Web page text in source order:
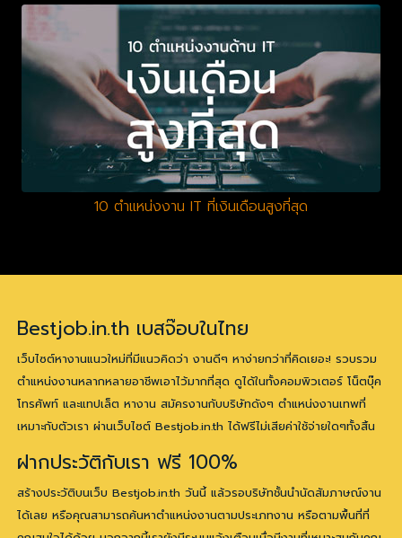
10 ตำแหน่งงาน IT ที่เงินเดือนสูงที่สุด
Bestjob.in.th เบสจ๊อบในไทย
เว็บไซต์หางานแนวใหม่ที่มีแนวคิดว่า งานดีๆ หาง่ายกว่าที่คิดเยอะ! รวบรวม
ตำแหน่งงานหลากหลายอาชีพเอาไว้มากที่สุด ดูได้ในทั้งคอมพิวเตอร์ โน็ตบุ๊ค
โทรศัพท์ และแทปเล็ต หางาน สมัครงานกับบริษัทดังๆ ตำแหน่งงานเทพที่
เหมาะกับตัวเรา ผ่านเว็บไซต์ Bestjob.in.th ได้ฟรีไม่เสียค่าใช้จ่ายใดๆทั้งสิ้น
ฝากประวัติกับเรา ฟรี 100%
สร้างประวัติบนเว็บ Bestjob.in.th วันนี้ แล้วรอบริษัทชั้นนำนัดสัมภาษณ์งาน
ได้เลย หรือคุณสามารถค้นหาตำแหน่งงานตามประเภทงาน หรือตามพื้นที่ที่